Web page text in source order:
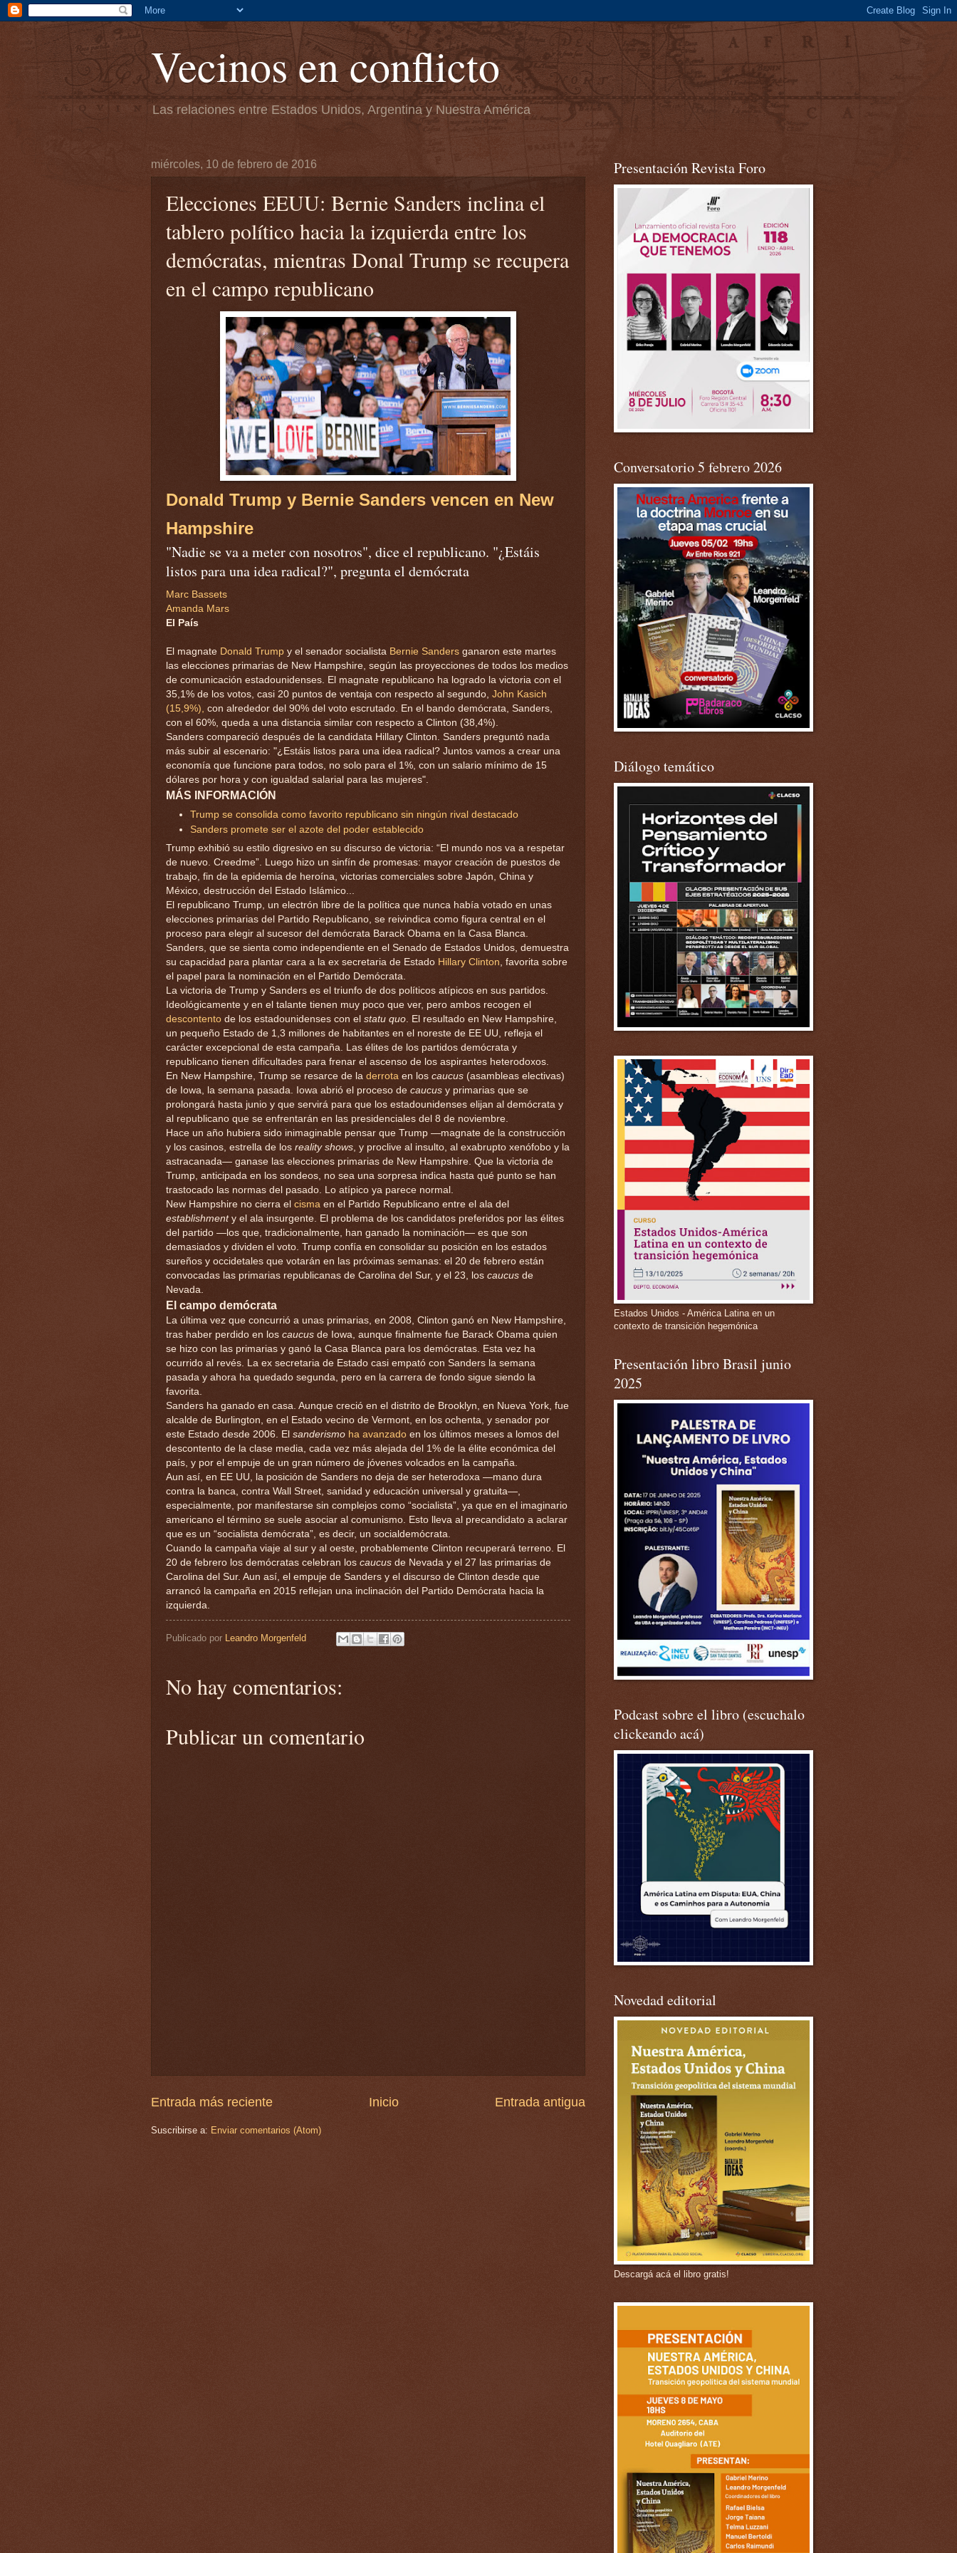
Vecinos en conflicto
Las relaciones entre Estados Unidos, Argentina y Nuestra América
miércoles, 10 de febrero de 2016
Elecciones EEUU: Bernie Sanders inclina el
tablero político hacia la izquierda entre los
demócratas, mientras Donal Trump se recupera
en el campo republicano
Donald Trump y Bernie Sanders vencen en New
Hampshire
"Nadie se va a meter con nosotros", dice el republicano. "¿Estáis
listos para una idea radical?", pregunta el demócrata
Marc Bassets
Amanda Mars
El País
El magnate Donald Trump y el senador socialista Bernie Sanders ganaron este martes
las elecciones primarias de New Hampshire, según las proyecciones de todos los medios
de comunicación estadounidenses. El magnate republicano ha logrado la victoria con el
35,1% de los votos, casi 20 puntos de ventaja con respecto al segundo, John Kasich
(15,9%), con alrededor del 90% del voto escrutado. En el bando demócrata, Sanders,
con el 60%, queda a una distancia similar con respecto a Clinton (38,4%).
Sanders compareció después de la candidata Hillary Clinton. Sanders preguntó nada
más subir al escenario: "¿Estáis listos para una idea radical? Juntos vamos a crear una
economía que funcione para todos, no solo para el 1%, con un salario mínimo de 15
dólares por hora y con igualdad salarial para las mujeres".
MÁS INFORMACIÓN
Trump se consolida como favorito republicano sin ningún rival destacado
Sanders promete ser el azote del poder establecido
Trump exhibió su estilo digresivo en su discurso de victoria: “El mundo nos va a respetar
de nuevo. Creedme”. Luego hizo un sinfín de promesas: mayor creación de puestos de
trabajo, fin de la epidemia de heroína, victorias comerciales sobre Japón, China y
México, destrucción del Estado Islámico...
El republicano Trump, un electrón libre de la política que nunca había votado en unas
elecciones primarias del Partido Republicano, se reivindica como figura central en el
proceso para elegir al sucesor del demócrata Barack Obama en la Casa Blanca.
Sanders, que se sienta como independiente en el Senado de Estados Unidos, demuestra
su capacidad para plantar cara a la ex secretaria de Estado Hillary Clinton , favorita sobre
el papel para la nominación en el Partido Demócrata.
La victoria de Trump y Sanders es el triunfo de dos políticos atípicos en sus partidos.
Ideológicamente y en el talante tienen muy poco que ver, pero ambos recogen el
descontento de los estadounidenses con el statu quo . El resultado en New Hampshire,
un pequeño Estado de 1,3 millones de habitantes en el noreste de EE UU, refleja el
carácter excepcional de esta campaña. Las élites de los partidos demócrata y
republicano tienen dificultades para frenar el ascenso de los aspirantes heterodoxos.
En New Hampshire, Trump se resarce de la derrota en los caucus (asambleas electivas)
de Iowa, la semana pasada. Iowa abrió el proceso de caucus y primarias que se
prolongará hasta junio y que servirá para que los estadounidenses elijan al demócrata y
al republicano que se enfrentarán en las presidenciales del 8 de noviembre.
Hace un año hubiera sido inimaginable pensar que Trump —magnate de la construcción
y los casinos, estrella de los reality shows , y proclive al insulto, al exabrupto xenófobo y la
astracanada— ganase las elecciones primarias de New Hampshire. Que la victoria de
Trump, anticipada en los sondeos, no sea una sorpresa indica hasta qué punto se han
trastocado las normas del pasado. Lo atípico ya parece normal.
New Hampshire no cierra el cisma en el Partido Republicano entre el ala del
establishmenty el ala insurgente. El problema de los candidatos preferidos por las élites
del partido —los que, tradicionalmente, han ganado la nominación— es que son
demasiados y dividen el voto. Trump confía en consolidar su posición en los estados
sureños y occidetales que votarán en las próximas semanas: el 20 de febrero están
convocadas las primarias republicanas de Carolina del Sur, y el 23, los caucus de
Nevada.
El campo demócrata
La última vez que concurrió a unas primarias, en 2008, Clinton ganó en New Hampshire,
tras haber perdido en los caucus de Iowa, aunque finalmente fue Barack Obama quien
se hizo con las primarias y ganó la Casa Blanca para los demócratas. Esta vez ha
ocurrido al revés. La ex secretaria de Estado casi empató con Sanders la semana
pasada y ahora ha quedado segunda, pero en la carrera de fondo sigue siendo la
favorita.
Sanders ha ganado en casa. Aunque creció en el distrito de Brooklyn, en Nueva York, fue
alcalde de Burlington, en el Estado vecino de Vermont, en los ochenta, y senador por
este Estado desde 2006. El sanderismo ha avanzado en los últimos meses a lomos del
descontento de la clase media, cada vez más alejada del 1% de la élite económica del
país, y por el empuje de un gran número de jóvenes volcados en la campaña.
Aun así, en EE UU, la posición de Sanders no deja de ser heterodoxa —mano dura
contra la banca, contra Wall Street, sanidad y educación universal y gratuita—,
especialmente, por manifestarse sin complejos como “socialista”, ya que en el imaginario
americano el término se suele asociar al comunismo. Esto lleva al precandidato a aclarar
que es un “socialista demócrata”, es decir, un socialdemócrata.
Cuando la campaña viaje al sur y al oeste, probablemente Clinton recuperará terreno. El
20 de febrero los demócratas celebran los caucus de Nevada y el 27 las primarias de
Carolina del Sur. Aun así, el empuje de Sanders y el discurso de Clinton desde que
arrancó la campaña en 2015 reflejan una inclinación del Partido Demócrata hacia la
izquierda.
Publicado por Leandro Morgenfeld
No hay comentarios:
Publicar un comentario
Entrada más reciente Entrada antigua
Inicio
Suscribirse a: Enviar comentarios (Atom)
Presentación Revista Foro
Conversatorio 5 febrero 2026
Diálogo temático
Estados Unidos - América Latina en un
contexto de transición hegemónica
Presentación libro Brasil junio
2025
Podcast sobre el libro (escuchalo
clickeando acá)
Novedad editorial
Descargá acá el libro gratis!